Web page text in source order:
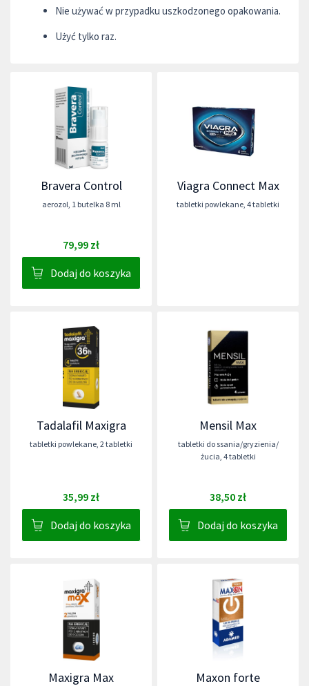
Nie używać w przypadku uszkodzonego opakowania.
Użyć tylko raz.
Bravera Control
aerozol 1 butelka 8 ml
79,99 zł
Dodaj do koszyka
Viagra Connect Max
tabletki powlekane 4 tabletki
Tadalafil Maxigra
tabletki powlekane 2 tabletki
35,99 zł
Dodaj do koszyka
Mensil Max
tabletki do ssania/gryzienia/
żucia 4 tabletki
38,50 zł
Dodaj do koszyka
Maxigra Max Maxon forte